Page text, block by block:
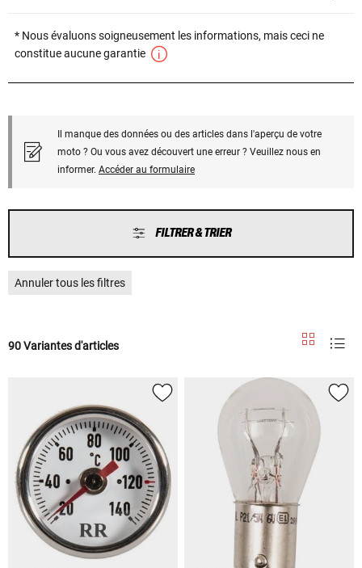
* Nous évaluons soigneusement les informations, mais ceci ne
constitue aucune garantie
Il manque des données ou des articles dans l'aperçu de votre
moto ? Ou vous avez découvert une erreur ? Veuillez nous en
informer. Accéder au formulaire
FILTRER & TRIER
Annuler tous les filtres
90 Variantes d'articles